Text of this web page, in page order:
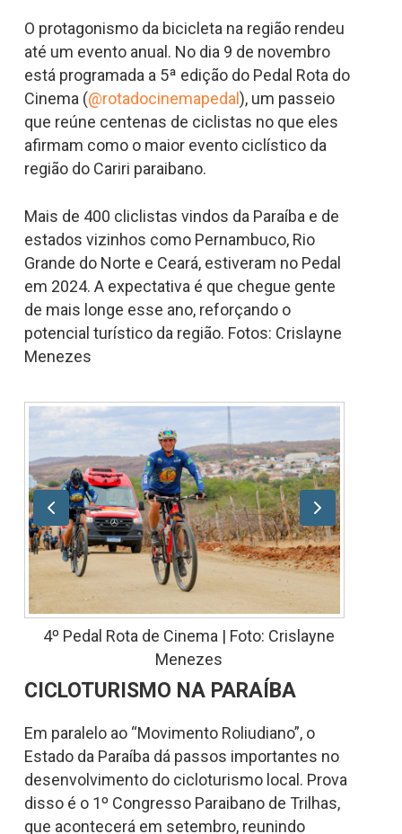
O protagonismo da bicicleta na região rendeu
até um evento anual. No dia 9 de novembro
está programada a 5ª edição do Pedal Rota do
Cinema (@rotadocinemapedal ), um passeio
que reúne centenas de ciclistas no que eles
afirmam como o maior evento ciclístico da
região do Cariri paraibano.
Mais de 400 cliclistas vindos da Paraíba e de
estados vizinhos como Pernambuco, Rio
Grande do Norte e Ceará, estiveram no Pedal
em 2024. A expectativa é que chegue gente
de mais longe esse ano, reforçando o
potencial turístico da região. Fotos: Crislayne
Menezes
4º Pedal Rota de Cinema | Foto: Crislayne
Menezes
CICLOTURISMO NA PARAÍBA
Em paralelo ao “Movimento Roliudiano”, o
Estado da Paraíba dá passos importantes no
desenvolvimento do cicloturismo local. Prova
disso é o 1º Congresso Paraibano de Trilhas,
que acontecerá em setembro, reunindo